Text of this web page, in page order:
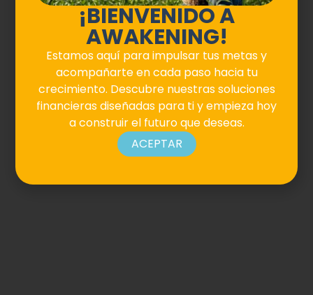
¡BIENVENIDO A
AWAKENING!
Estamos aquí para impulsar tus metas y
acompañarte en cada paso hacia tu
crecimiento. Descubre nuestras soluciones
financieras diseñadas para ti y empieza hoy
a construir el futuro que deseas.
ACEPTAR